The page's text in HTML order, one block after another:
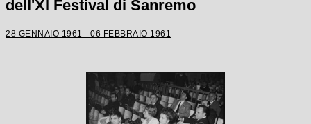
dell'XI Festival di Sanremo
28 GENNAIO 1961 - 06 FEBBRAIO 1961